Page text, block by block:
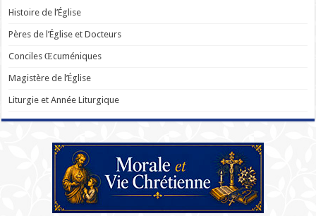
Histoire de l’Église
Pères de l’Église et Docteurs
Conciles Œcuméniques
Magistère de l’Église
Liturgie et Année Liturgique